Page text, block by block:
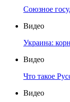
Союзное
Видео
Украина:
Видео
Что такое
Видео